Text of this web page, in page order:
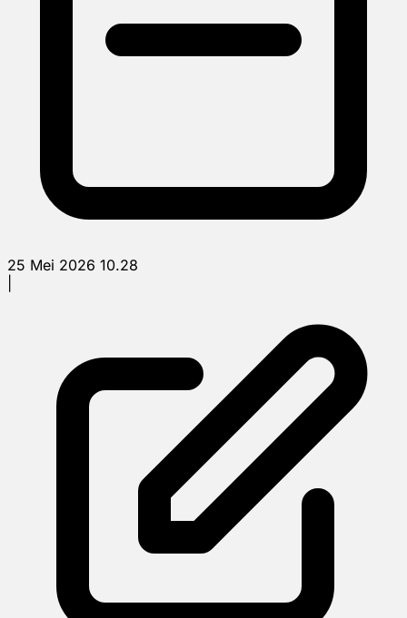
25 Mei 2026 10.28